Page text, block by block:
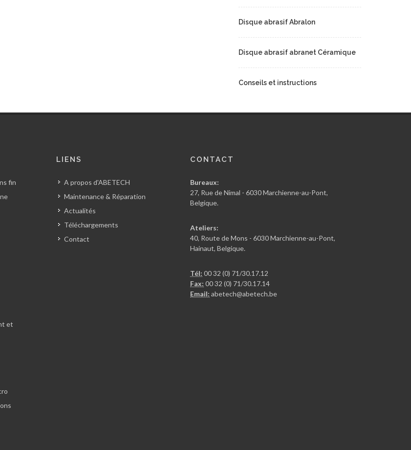
Disque abrasif Abralon
Disque abrasif abranet Céramique
Conseils et instructions
fin
et
LIENS
A propos d'ABETECH
Maintenance & Réparation
Actualités
Téléchargements
Contact
CONTACT
Bureaux:
27, Rue de Nimal - 6030 Marchienne-au-Pont,
Belgique.
Ateliers:
40, Route de Mons - 6030 Marchienne-au-Pont,
Hainaut, Belgique.
Tél: 00 32 (0) 71/30.17.12
Fax: 00 32 (0) 71/30.17.14
Email: abetech@abetech.be